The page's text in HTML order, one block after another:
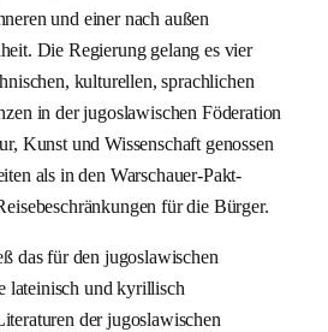
und einer nach außen
Die Regierung gelang es vier
kulturellen, sprachlichen
in der jugoslawischen Föderation
Kunst und Wissenschaft genossen
als in den Warschauer-Pakt-
für die Bürger.
das für den jugoslawischen
lateinisch und kyrillisch
der jugoslawischen